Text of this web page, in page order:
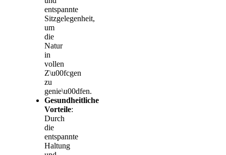
entspannte
Sitzgelegenheit,
um
die
Natur
in
vollen
Z\u00fcgen
zu
genie\u00dfen.
Gesundheitliche
Vorteile:
Durch
die
entspannte
Haltung